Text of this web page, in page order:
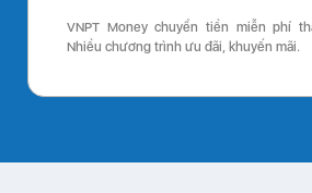
VNPT Money chuyển tiền miễn phí
Nhiều chương trình ưu đãi, khuyến mãi.